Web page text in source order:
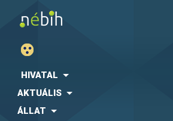
HIVATAL
AKTUÁLIS
ÁLLAT